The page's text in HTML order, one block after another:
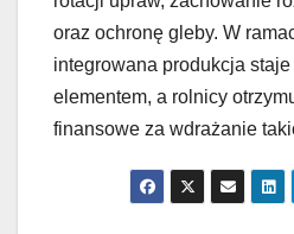
oraz ochronę gleby. W
integrowana produkcja
elementem, a rolnicy
finansowe za wdrażanie